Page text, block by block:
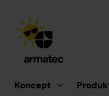
Koncept